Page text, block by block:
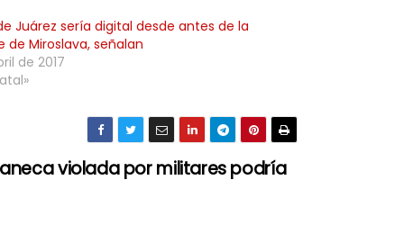
Juárez sería digital desde antes de la
de Miroslava, señalan
de 2017
violada por militares podría